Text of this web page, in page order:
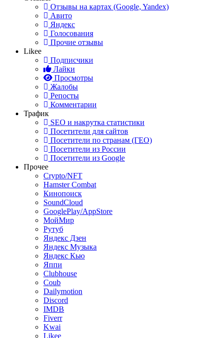
Отзывы на картах (Google, Yandex)
Авито
Яндекс
Голосования
Прочие отзывы
Likee
Подписчики
Лайки
Просмотры
Жалобы
Репосты
Комментарии
Трафик
SEO и накрутка статистики
Посетители для сайтов
Посетители по странам (ГЕО)
Посетители из России
Посетители из Google
Прочее
Crypto/NFT
Hamster Combat
Кинопоиск
SoundCloud
GooglePlay/AppStore
МойМир
Рутуб
Яндекс Дзен
Яндекс Музыка
Яндекс Кью
Яппи
Clubhouse
Coub
Dailymotion
Discord
IMDB
Fiverr
Kwai
Likee